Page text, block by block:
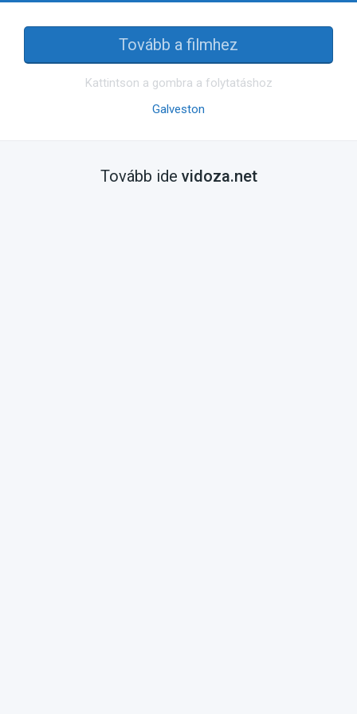
Tovább a filmhez
Kattintson a gombra a folytatáshoz
Galveston
Tovább ide vidoza.net